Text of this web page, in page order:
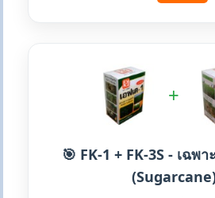
+
🎯 FK-1 + FK-3S - เฉพ